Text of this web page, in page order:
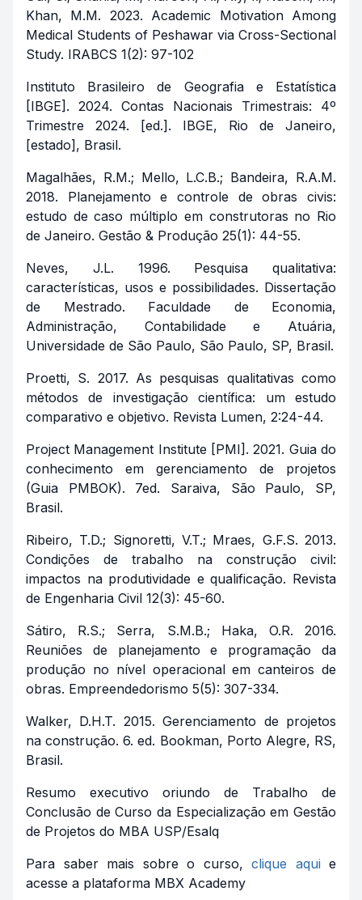
Khan, M.M. 2023. Academic Motivation Among
Medical Students of Peshawar via Cross-Sectional
Study. IRABCS 1(2): 97-102
Instituto Brasileiro de Geografia e Estatística
[IBGE]. 2024. Contas Nacionais Trimestrais: 4º
Trimestre 2024. [ed.]. IBGE, Rio de Janeiro,
[estado], Brasil.
Magalhães, R.M.; Mello, L.C.B.; Bandeira, R.A.M.
2018. Planejamento e controle de obras civis:
estudo de caso múltiplo em construtoras no Rio
de Janeiro. Gestão & Produção 25(1): 44-55.
Neves, J.L. 1996. Pesquisa qualitativa:
características, usos e possibilidades. Dissertação
de Mestrado. Faculdade de Economia,
Administração, Contabilidade e Atuária,
Universidade de São Paulo, São Paulo, SP, Brasil.
Proetti, S. 2017. As pesquisas qualitativas como
métodos de investigação científica: um estudo
comparativo e objetivo. Revista Lumen, 2:24-44.
Project Management Institute [PMI]. 2021. Guia do
conhecimento em gerenciamento de projetos
(Guia PMBOK). 7ed. Saraiva, São Paulo, SP,
Brasil.
Ribeiro, T.D.; Signoretti, V.T.; Mraes, G.F.S. 2013.
Condições de trabalho na construção civil:
impactos na produtividade e qualificação. Revista
de Engenharia Civil 12(3): 45-60.
Sátiro, R.S.; Serra, S.M.B.; Haka, O.R. 2016.
Reuniões de planejamento e programação da
produção no nível operacional em canteiros de
obras. Empreendedorismo 5(5): 307-334.
Walker, D.H.T. 2015. Gerenciamento de projetos
na construção. 6. ed. Bookman, Porto Alegre, RS,
Brasil.
Resumo executivo oriundo de Trabalho de
Conclusão de Curso da Especialização em Gestão
de Projetos do MBA USP/Esalq
Para saber mais sobre o curso, clique aquie
acesse a plataforma MBX Academy